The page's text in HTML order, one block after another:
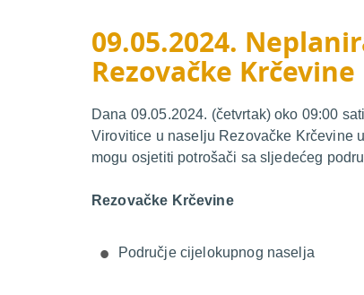
09.05.2024.
Rezovačke Krčevine
Dana 09.05.2024. (četvrtak) oko 09:00
Virovitice u naselju Rezovačke Krčevine
mogu osjetiti potrošači sa sljedećeg
Rezovačke Krčevine
Područje cijelokupnog naselja